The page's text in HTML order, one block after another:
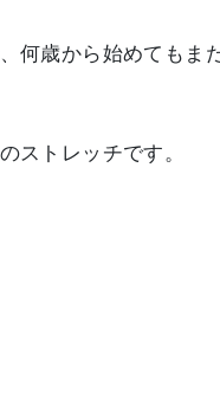
何歳から始めてもま
ストレッチです。